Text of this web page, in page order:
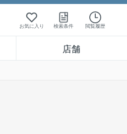
お気に入り 検索条件 閲覧履歴
店舗